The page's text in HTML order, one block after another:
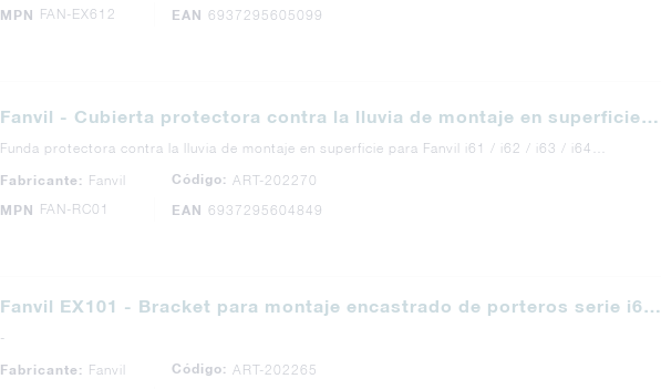
MPN FAN-EX612 EAN 6937295605099
Fanvil - Cubierta protectora contra la lluvia de montaje en superficie…
Funda protectora contra la lluvia de montaje en superficie para Fanvil i61 / i62 / i63 / i64…
Fabricante: Fanvil Código: ART-202270
MPN FAN-RC01 EAN 6937295604849
Fanvil EX101 - Bracket para montaje encastrado de porteros serie i6…
-
Fabricante: Fanvil Código: ART-202265